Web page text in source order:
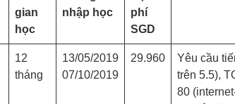
gian
học
nhập học
phí
SGD
12
tháng
13/05/2019
07/10/2019
29.960
Yêu cầu
trên 5.5),
80